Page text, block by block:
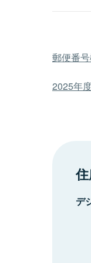
郵便番
2025年
デ